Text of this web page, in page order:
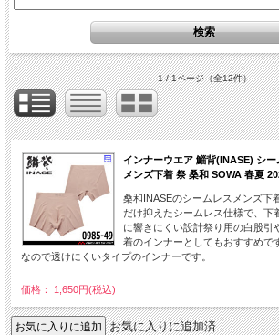
1 / 1ページ（全12件）
インナーウエア 鯔背(INASE) シ
メンズ下着 祭 桑和 SOWA 春夏
桑和INASEのシームレスメンズ下
だけ抑えたシームレス仕様で、下
に響きにくい設計祭り用の白股引
着のインナーとしてもおすすめで
なので透けにくいタイプのインナーです。
価格： 1,650円(税込)
お気に入りに追加済